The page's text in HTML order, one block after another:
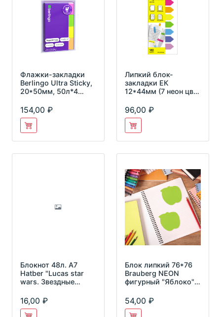
Флажки-закладки
Berlingo Ultra Sticky,
20*50мм, 50л*4
Lsz_4
154,00
Липкий блок-
закладки ЕК
12*44мм (7 неон цв.
ЕК31179
96,00
Блокнот 48л. А7
Hatber "Lucas star
wars. Звездные
48Б7В1
16,00
Блок липкий 76*76
Brauberg NEON
фигурный "Яблоко"
54,00